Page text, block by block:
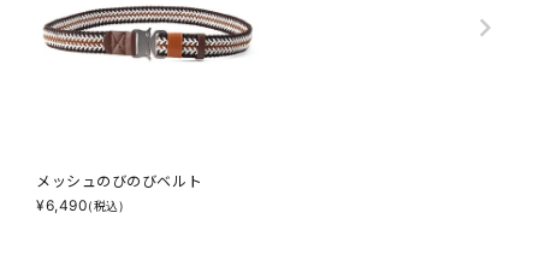
メッシュのびのびベルト
¥6,490(税込)